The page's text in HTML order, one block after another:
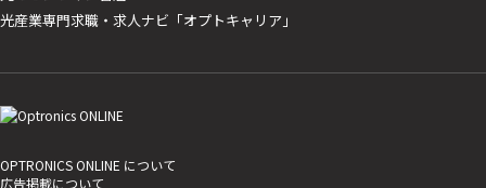
光産業専門求職・求人ナビ「オプトキャリア」
OPTRONICS ONLINE について
広告掲載について